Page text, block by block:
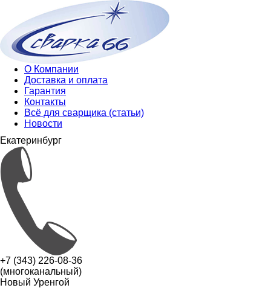
О Компании
Доставка и оплата
Гарантия
Контакты
Всё для сварщика (статьи)
Новости
Екатеринбург
+7 (343) 226-08-36
(многоканальный)
Новый Уренгой